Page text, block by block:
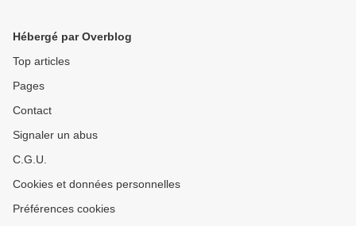
Hébergé par Overblog
Top articles
Pages
Contact
Signaler un abus
C.G.U.
Cookies et données personnelles
Préférences cookies